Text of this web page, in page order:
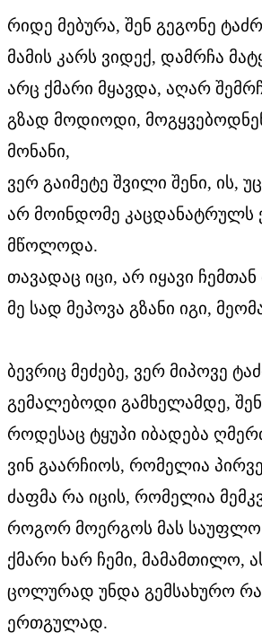
რიდე მებურა, შენ გეგონე
მამის კარს ვიდექ, დამრჩა
არც ქმარი მყავდა, აღარ
გზად მოდიოდი,
მონანი,
ვერ გაიმეტე შვილი შენი, ის,
არ მოინდომე კაცდანატრულს
მწოლოდა.
თავადაც იცი, არ იყავი
მე სად მეპოვა გზანი იგი,
ბევრიც მეძებე, ვერ მიპოვე
გემალებოდი გამხელამდე,
როდესაც ტყუპი იბადება
ვინ გაარჩიოს, რომელია
ძაფმა რა იცის, რომელია
როგორ მოერგოს მას საუფლო
ქმარი ხარ ჩემი, მამამთილო,
ცოლურად უნდა გემსახურო
ერთგულად.